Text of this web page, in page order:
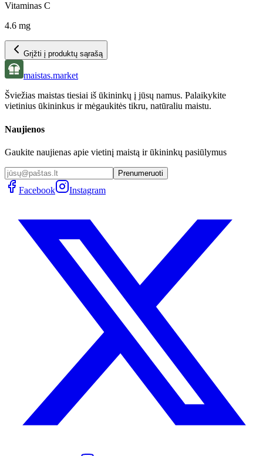
Vitaminas C
4.6 mg
Grįžti į produktų sąrašą
maistas.market
Šviežias maistas tiesiai iš ūkininkų į jūsų namus. Palaikykite
vietinius ūkininkus ir mėgaukitės tikru, natūraliu maistu.
Naujienos
Gaukite naujienas apie vietinį maistą ir ūkininkų pasiūlymus
Prenumeruoti
Facebook Instagram